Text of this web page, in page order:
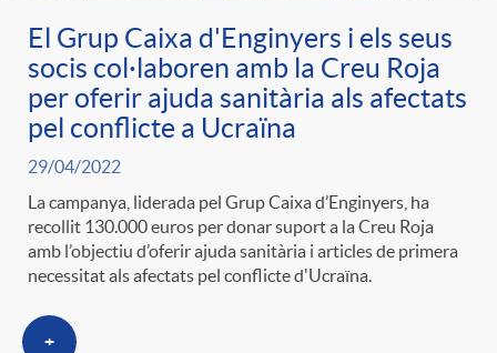
El Grup Caixa d'Enginyers i els seus
socis col·laboren amb la Creu Roja
per oferir ajuda sanitària als afectats
pel conflicte a Ucraïna
29/04/2022
La campanya, liderada pel Grup Caixa d’Enginyers, ha
recollit 130.000 euros per donar suport a la Creu Roja
amb l’objectiu d’oferir ajuda sanitària i articles de primera
necessitat als afectats pel conflicte d'Ucraïna.
+